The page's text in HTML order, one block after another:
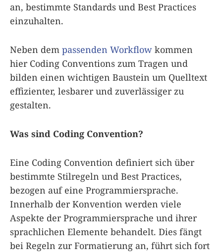
an, bestimmte Standards und Best Practices
einzuhalten.
Neben dem passenden Workflow kommen
hier Coding Conventions zum Tragen und
bilden einen wichtigen Baustein um Quelltext
effizienter, lesbarer und zuverlässiger zu
gestalten.
Was sind Coding Convention?
Eine Coding Convention definiert sich über
bestimmte Stilregeln und Best Practices,
bezogen auf eine Programmiersprache.
Innerhalb der Konvention werden viele
Aspekte der Programmiersprache und ihrer
sprachlichen Elemente behandelt. Dies fängt
bei Regeln zur Formatierung an, führt sich fort